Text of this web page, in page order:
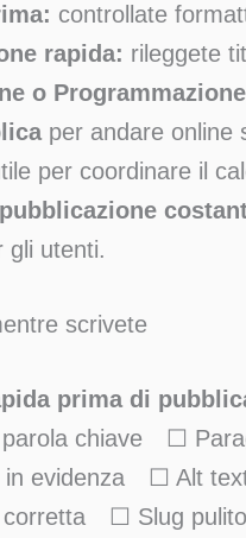
controllate
rapida: rileggete
o Programmazione
per andare online
per coordinare il
pubblicazione
gli utenti.
scrivete
prima di
parola chiave ☐
in evidenza ☐ Alt
corretta ☐ Slug